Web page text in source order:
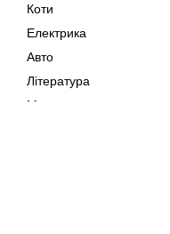
Коти
Електрика
Авто
Література
Музика